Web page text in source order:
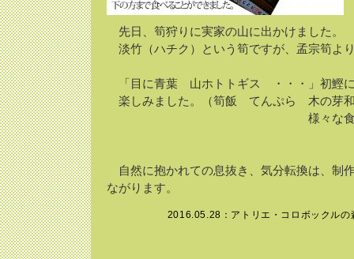
先日、筍狩りに実家の山に出かけました。
淡竹（ハチク）という筍ですが、孟宗筍よ
「目に青葉 山ホトトギス ・・・」初鰹に
楽しみました。（筍飯 てんぷら 木の
様々な食材との炊き
自然に抱かれての息抜き、気分転換は、制
ながります。
2016.05.28： アトリエ・コロボックルの